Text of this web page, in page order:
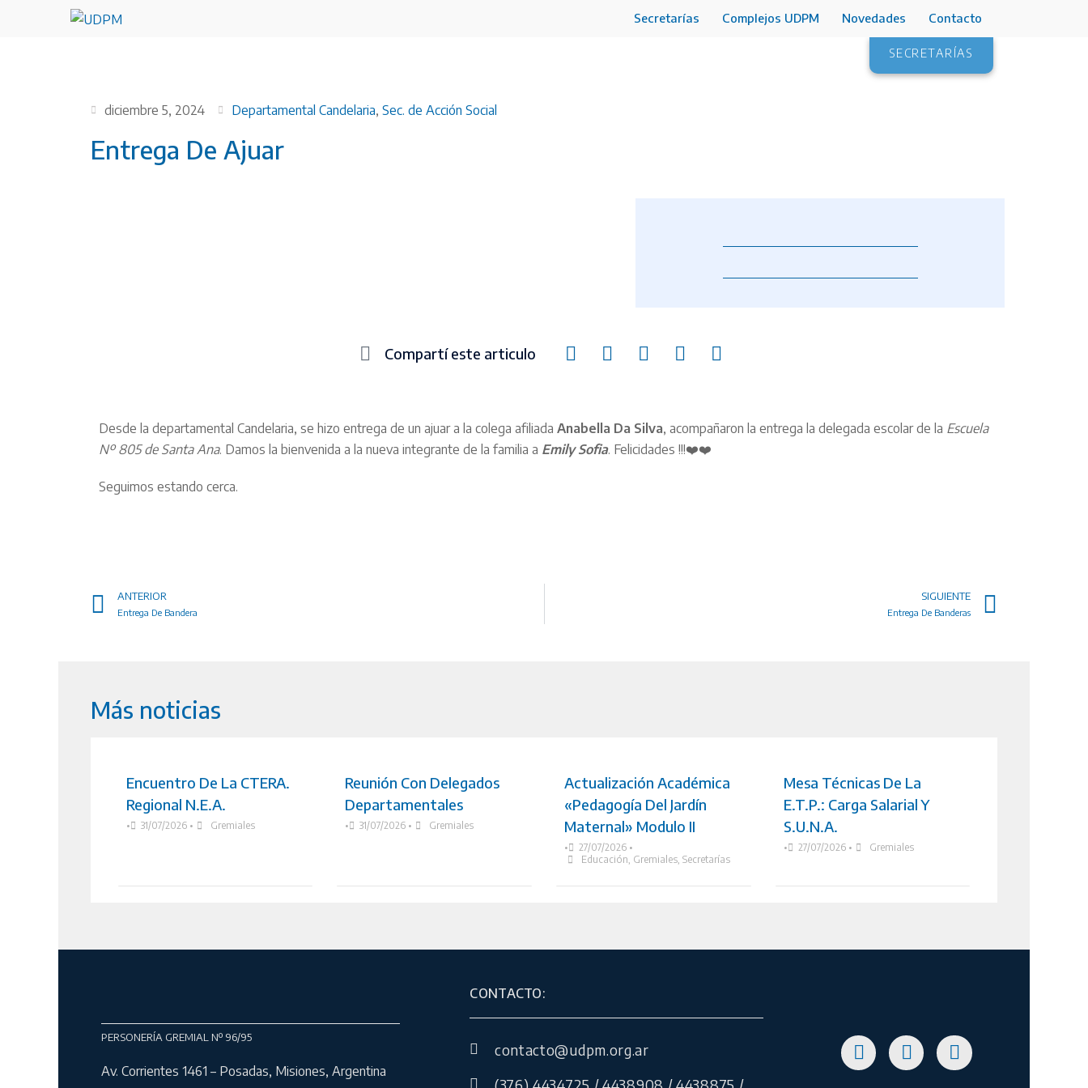
Secretarías Complejos UDPM Novedades Contacto
SECRETARÍAS
diciembre 5, 2024 Departamental Candelaria, Sec. de Acción Social
Entrega De Ajuar
Compartí este articulo
Desde la departamental Candelaria, se hizo entrega de un ajuar a la colega afiliada Anabella Da Silva, acompañaron la entrega la delegada escolar de la Escuela
Nº 805 de Santa Ana. Damos la bienvenida a la nueva integrante de la familia a Emily Sofia. Felicidades !!!❤️❤️
Seguimos estando cerca.
ANTERIOR
Entrega De Bandera
SIGUIENTE
Entrega De Banderas
Más noticias
Encuentro De La CTERA.
Regional N.E.A.
• 31/07/2026 • Gremiales
Reunión Con Delegados
Departamentales
• 31/07/2026 • Gremiales
Actualización Académica
«Pedagogía Del Jardín
Maternal» Modulo II
• 27/07/2026 •
Educación, Gremiales, Secretarías
Mesa Técnicas De La
E.T.P.: Carga Salarial Y
S.U.N.A.
• 27/07/2026 • Gremiales
PERSONERÍA GREMIAL Nº 96/95
Av. Corrientes 1461 – Posadas, Misiones, Argentina
CONTACTO:
contacto@udpm.org.ar